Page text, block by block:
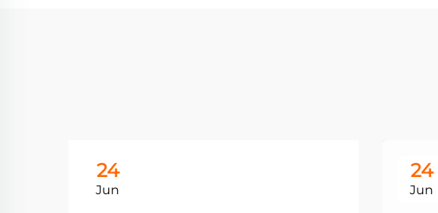
24
Jun
24
Jun